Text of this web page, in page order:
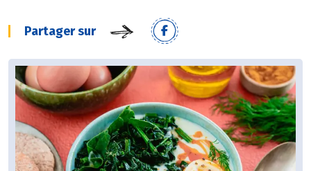
Partager sur